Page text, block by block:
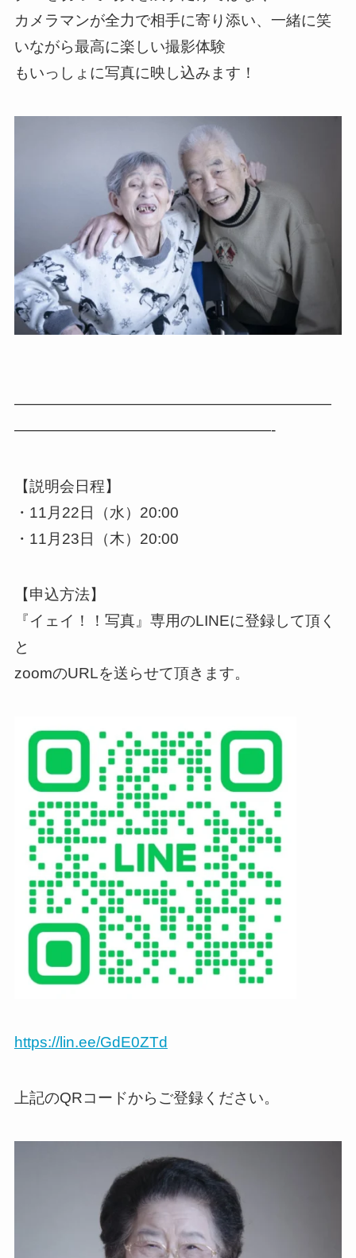
カメラマンが全力で相手に寄り添い、一緒に笑
いながら最高に楽しい撮影体験
もいっしょに写真に映し込みます！
—————————————————————
—————————————————-
【説明会日程】
・11月22日（水）20:00
・11月23日（木）20:00
【申込方法】
『イェイ！！写真』専用のLINEに登録して頂く
と
zoomのURLを送らせて頂きます。
https://lin.ee/GdE0ZTd
上記のQRコードからご登録ください。